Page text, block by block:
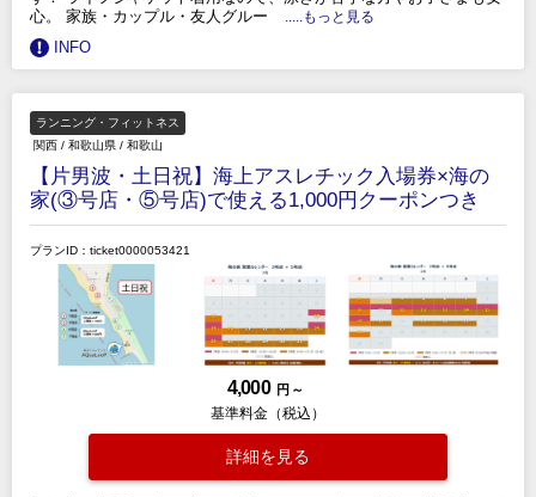
心。 家族・カップル・友人グルー
.....もっと見る
INFO
ランニング・フィットネス
関西 / 和歌山県 / 和歌山
【片男波・土日祝】海上アスレチック入場券×海の
家(③号店・⑤号店)で使える1,000円クーポンつき
プランID：ticket0000053421
4,000 円 ～
基準料金（税込）
詳細を見る